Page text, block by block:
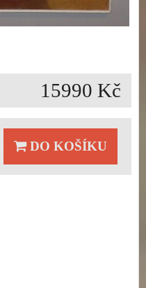
15990 Kč
DO KOŠÍKU